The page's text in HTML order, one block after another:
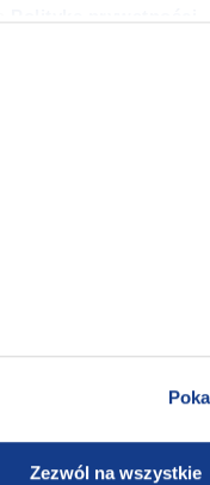
Zezwól na wszystkie
diagnostyki
możliwościami
nasze
benefitami i przyjemną,